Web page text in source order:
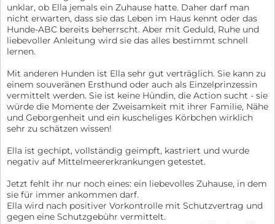
unklar, ob Ella jemals ein Zuhause hatte. Daher darf man
nicht erwarten, dass sie das Leben im Haus kennt oder das
Hunde-ABC bereits beherrscht. Aber mit Geduld, Ruhe und
liebevoller Anleitung wird sie das alles bestimmt schnell
lernen.
Mit anderen Hunden ist Ella sehr gut verträglich. Sie kann zu
einem souveränen Ersthund oder auch als Einzelprinzessin
vermittelt werden. Sie ist keine Hündin, die Action sucht - sie
würde die Momente der Zweisamkeit mit ihrer Familie, Nähe
und Geborgenheit und ein kuscheliges Körbchen wirklich
sehr zu schätzen wissen!
Ella ist gechipt, vollständig geimpft, kastriert und wurde
negativ auf Mittelmeererkrankungen getestet.
Jetzt fehlt ihr nur noch eines: ein liebevolles Zuhause, in dem
sie für immer ankommen darf.
Ella wird nach positiver Vorkontrolle mit Schutzvertrag und
gegen eine Schutzgebühr vermittelt.